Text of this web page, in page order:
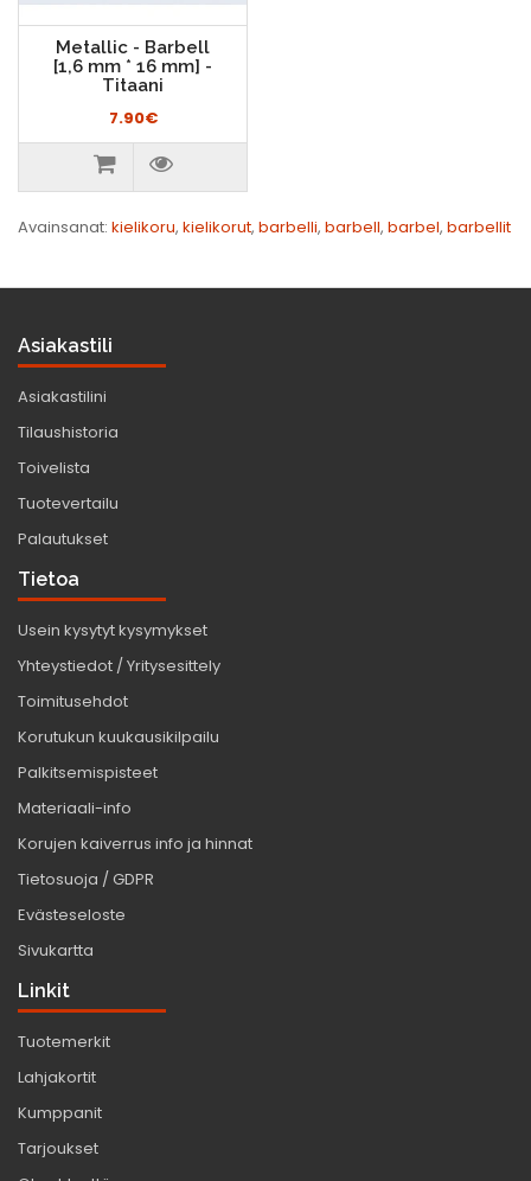
Metallic - Barbell
[1,6 mm * 16 mm] -
Titaani
7.90€
Avainsanat: kielikoru, kielikorut, barbelli, barbell, barbel, barbellit
Asiakastili
Asiakastilini
Tilaushistoria
Toivelista
Tuotevertailu
Palautukset
Tietoa
Usein kysytyt kysymykset
Yhteystiedot / Yritysesittely
Toimitusehdot
Korutukun kuukausikilpailu
Palkitsemispisteet
Materiaali-info
Korujen kaiverrus info ja hinnat
Tietosuoja / GDPR
Evästeseloste
Sivukartta
Linkit
Tuotemerkit
Lahjakortit
Kumppanit
Tarjoukset